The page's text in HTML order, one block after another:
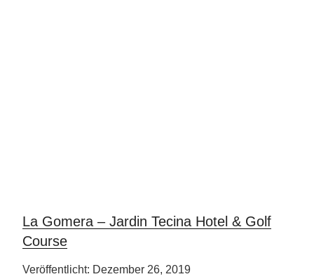
La Gomera – Jardin Tecina Hotel & Golf
Course
Veröffentlicht: Dezember 26, 2019